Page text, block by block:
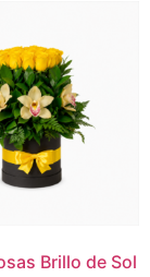
Brillo de Sol